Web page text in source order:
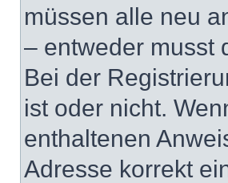
müssen alle neu
– entweder musst
Bei der
ist oder nicht.
enthaltenen
Adresse korrekt